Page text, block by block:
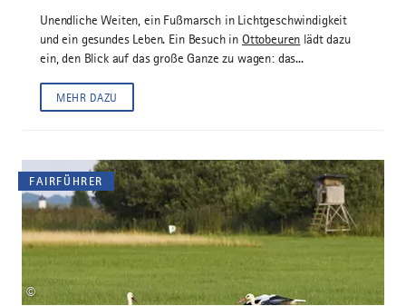
Unendliche Weiten, ein Fußmarsch in Lichtgeschwindigkeit
und ein gesundes Leben. Ein Besuch in Ottobeuren lädt dazu
ein, den Blick auf das große Ganze zu wagen: das...
MEHR DAZU
FAIRFÜHRER
©